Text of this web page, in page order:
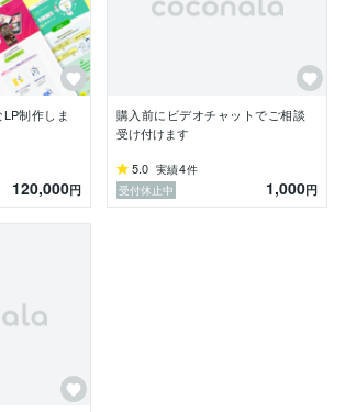
ザイナーとして12年勤務し、雑誌広告
ンドのカタログ・チラシ等の紙媒体を制
娘がいます。
つ、
線に立ったわかりやすいデザイン」を心
制作しま
120,000円
購入前にビデオチャットでご相談
受け付けます
5.0 実績4件
受付休止中
1,000円